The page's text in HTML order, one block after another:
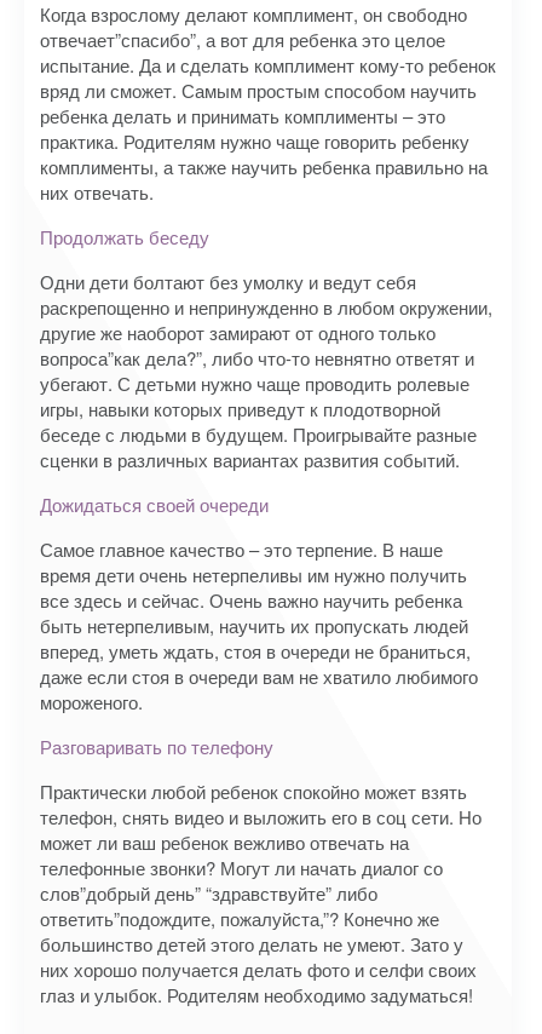
Когда взрослому делают комплимент, он свободно
отвечает”спасибо”, а вот для ребенка это целое
испытание. Да и сделать комплимент кому-то ребенок
вряд ли сможет. Самым простым способом научить
ребенка делать и принимать комплименты – это
практика. Родителям нужно чаще говорить ребенку
комплименты, а также научить ребенка правильно на
них отвечать.
Продолжать беседу
Одни дети болтают без умолку и ведут себя
раскрепощенно и непринужденно в любом окружении,
другие же наоборот замирают от одного только
вопроса”как дела?”, либо что-то невнятно ответят и
убегают. С детьми нужно чаще проводить ролевые
игры, навыки которых приведут к плодотворной
беседе с людьми в будущем. Проигрывайте разные
сценки в различных вариантах развития событий.
Дожидаться своей очереди
Самое главное качество – это терпение. В наше
время дети очень нетерпеливы им нужно получить
все здесь и сейчас. Очень важно научить ребенка
быть нетерпеливым, научить их пропускать людей
вперед, уметь ждать, стоя в очереди не браниться,
даже если стоя в очереди вам не хватило любимого
мороженого.
Разговаривать по телефону
Практически любой ребенок спокойно может взять
телефон, снять видео и выложить его в соц сети. Но
может ли ваш ребенок вежливо отвечать на
телефонные звонки? Могут ли начать диалог со
слов”добрый день” “здравствуйте” либо
ответить”подождите, пожалуйста,”? Конечно же
большинство детей этого делать не умеют. Зато у
них хорошо получается делать фото и селфи своих
глаз и улыбок. Родителям необходимо задуматься!